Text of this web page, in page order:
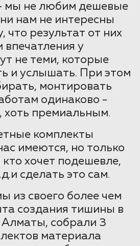
мы не любим дешевые
нам не интересны
что результат от них
впечатления у
не теми, которые
и услышать. При этом
монтировать
одинаково -
хоть премиальным.
комплекты
имеются, но только
хочет подешевле,
сделать это сам.
из своего более чем
создания тишины в
Алматы, собрали 3
материала